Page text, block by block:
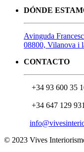
DÓNDE
Avinguda
08800, Vilanova i
CONTACTO
+34 93 600 35
+34 647 129 931
© 2023 Vives